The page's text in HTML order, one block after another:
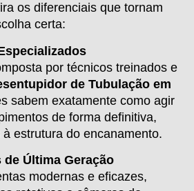
os diferenciais que tornam
certa:
por técnicos treinados e
de Tubulação em
sabem exatamente como agir
de forma definitiva,
estrutura do encanamento.
Última Geração
modernas e eficazes,